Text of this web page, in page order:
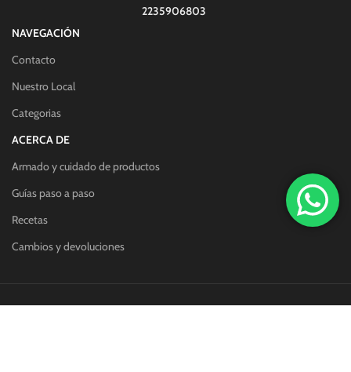
2235906803
NAVEGACIÓN
Contacto
Nuestro Local
Categorias
ACERCA DE
Armado y cuidado de productos
Guías paso a paso
Recetas
Cambios y devoluciones